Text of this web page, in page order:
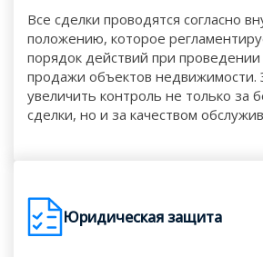
Все сделки проводятся согласно
положению, которое
порядок действий при проведении
продажи объектов недвижимости.
увеличить контроль не только за
сделки, но и за качеством
Юридическая защита